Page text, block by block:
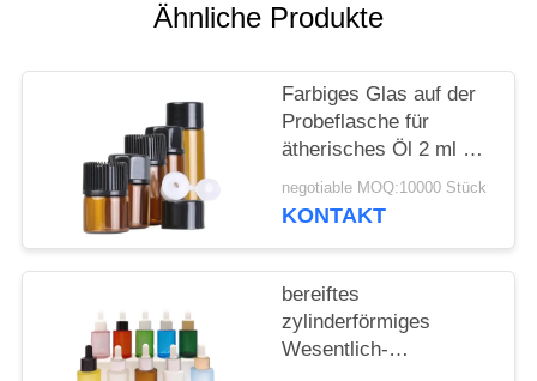
ANGEBOT
ANFORDERN
SITEMAP
PRIVACY
POLICY
Ähnliche Produkte
Farbiges Glas auf der
Probeflasche für
ätherisches Öl 2 ml 3
ml 5 ml
negotiable MOQ:10000 Stück
KONTAKT
bereiftes
zylinderförmiges
Wesentlich-